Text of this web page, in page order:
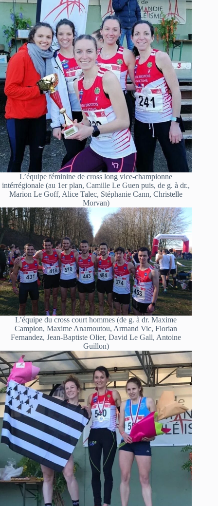
L’équipe féminine de cross long vice-championne
intérrégionale (au 1er plan, Camille Le Guen puis, de g. à dr.,
Marion Le Goff, Alice Talec, Stéphanie Cann, Christelle
Morvan)
L’équipe du cross court hommes (de g. à dr. Maxime
Campion, Maxime Anamoutou, Armand Vic, Florian
Fernandez, Jean-Baptiste Olier, David Le Gall, Antoine
Guillon)